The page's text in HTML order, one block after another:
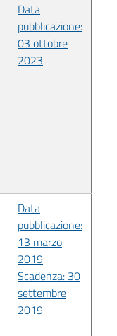
Data
pubblicazione:
03 ottobre
2023
Data
pubblicazione:
13 marzo
2019
Scadenza: 30
settembre
2019